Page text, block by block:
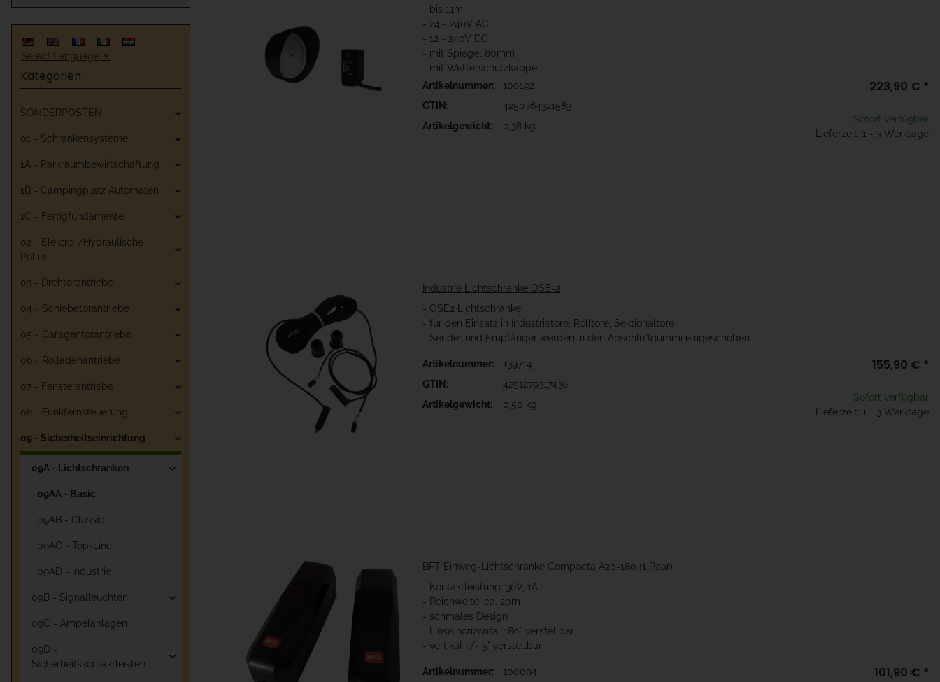
- bis 11m
- 24 - 240V AC
- 12 - 240V DC
- mit Spiegel 80mm
- mit Wetterschutzkappe
Artikelnummer:
100192
GTIN:
4250764321583
Artikelgewicht:
0,38 kg
223,90 € *
Sofort verfügbar
Lieferzeit: 1 - 3 Werktage
Industrie Lichtschranke OSE-2
- OSE2 Lichtschranke
- für den Einsatz in Industrietore, Rolltore, Sektionaltore
- Sender und Empfänger werden in den Abschlußgummi eingeschoben
Artikelnummer:
139714
GTIN:
4251279317436
Artikelgewicht:
0,50 kg
155,90 € *
Sofort verfügbar
Lieferzeit: 1 - 3 Werktage
BFT Einweg-Lichtschranke Compacta A20-180 (1 Paar)
- Kontaktleistung: 30V, 1A
- Reichweite: ca. 20m
- schmales Design
- Linse horizontal 180° verstellbar
- vertikal +/- 5° verstellbar
Artikelnummer:
100094
101,90 € *
Select Language ▼
Kategorien
SONDERPOSTEN
01 - Schrankensysteme
1A - Parkraumbewirtschaftung
1B - Campingplatz Automaten
1C - Fertigfundamente
02 - Elektro-/Hydraulische
Poller
03 - Drehtorantriebe
04 - Schiebetorantriebe
05 - Garagentorantriebe
06 - Rolladenantriebe
07 - Fensterantriebe
08 - Funkfernsteuerung
09 - Sicherheitseinrichtung
09A - Lichtschranken
09AA - Basic
09AB - Classic
09AC - Top-Line
09AD - Industrie
09B - Signalleuchten
09C - Ampelanlagen
09D -
Sicherheitskontaktleisten